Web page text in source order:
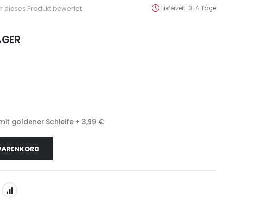
Lieferzeit 3-4 Tage
dieses Produkt bewertet
goldener Schleife + 3,99 €